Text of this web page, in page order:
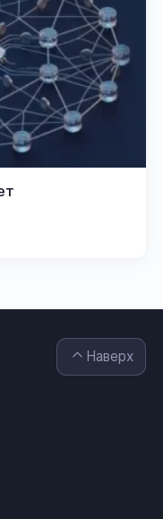
Наверх